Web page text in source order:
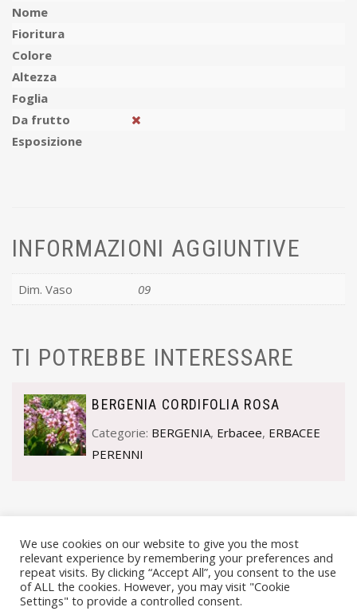
Nome
Fioritura
Colore
Altezza
Foglia
Da frutto
Esposizione
INFORMAZIONI AGGIUNTIVE
Dim. Vaso 09
TI POTREBBE INTERESSARE
BERGENIA CORDIFOLIA ROSA
Categorie: BERGENIA, Erbacee, ERBACEE
PERENNI
We use cookies on our website to give you the most
relevant experience by remembering your preferences and
repeat visits. By clicking “Accept All”, you consent to the use
of ALL the cookies. However, you may visit "Cookie
Settings" to provide a controlled consent.